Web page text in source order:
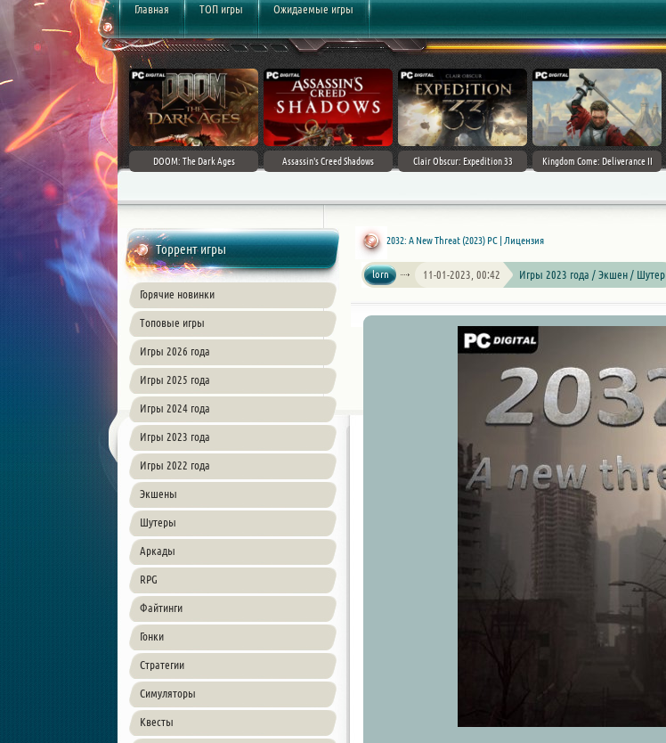
Главная ТОП игры Ожидаемые игры
DOOM: The Dark Ages Assassin's Creed Shadows Clair Obscur: Expedition 33 Kingdom Come: Deliverance II
Торрент игры
Горячие новинки
Топовые игры
Игры 2026 года
Игры 2025 года
Игры 2024 года
Игры 2023 года
Игры 2022 года
Экшены
Шутеры
Аркады
RPG
Файтинги
Гонки
Стратегии
Симуляторы
Квесты
2032: A New Threat (2023) PC | Лицензия
lorn 11-01-2023, 00:42 Игры 2023 года / Экшен / Шутер